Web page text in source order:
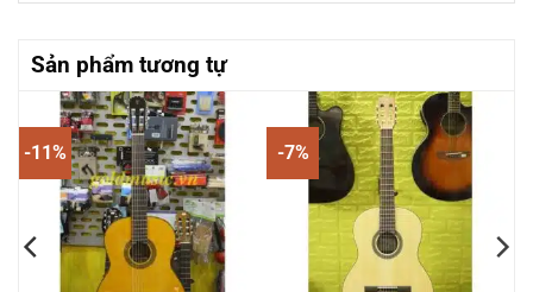
Sản phẩm tương tự
-11% -7%